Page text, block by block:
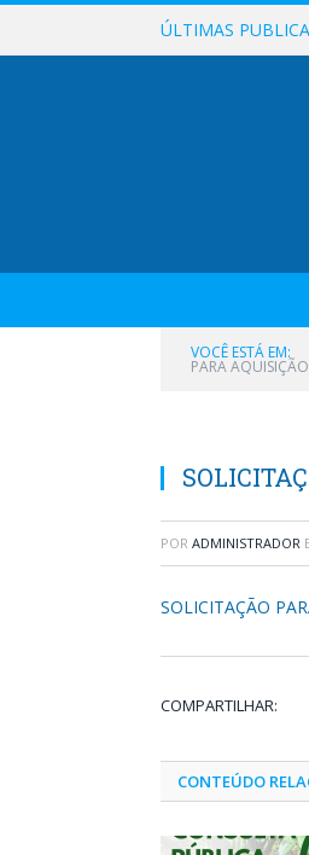
ÚLTIMAS
VOCÊ ESTÁ EM:
PARA
POR ADMINISTRADOR
SOLICITAÇÃO
COMPARTILHAR:
CONTEÚDO